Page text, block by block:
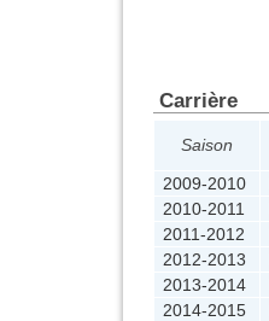
Carrière
Saison
2009-2010
2010-2011
2011-2012
2012-2013
2013-2014
2014-2015